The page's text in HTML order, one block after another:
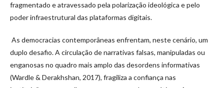
fragmentado e atravessado pela polarização ideológica e pelo
poder infraestrutural das plataformas digitais.
As democracias contemporâneas enfrentam, neste cenário, um
duplo desafio. A circulação de narrativas falsas, manipuladas ou
enganosas no quadro mais amplo das desordens informativas
(Wardle & Derakhshan, 2017), fragiliza a confiança nas